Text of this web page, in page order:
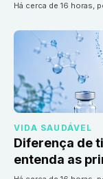
há cerca de 16 horas,
VIDA SAUDÁVEL
Diferença de
entenda as